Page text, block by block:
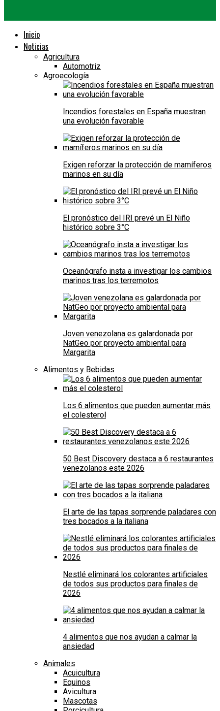
Inicio
Noticias
Agricultura
Automotriz
Agroecología
Incendios forestales en España muestran
una evolución favorable
Exigen reforzar la protección de mamíferos
marinos en su día
El pronóstico del IRI prevé un El Niño
histórico sobre 3°C
Oceanógrafo insta a investigar los cambios
marinos tras los terremotos
Joven venezolana es galardonada por
NatGeo por proyecto ambiental para
Margarita
Alimentos y Bebidas
Los 6 alimentos que pueden aumentar más
el colesterol
50 Best Discovery destaca a 6 restaurantes
venezolanos este 2026
El arte de las tapas sorprende paladares con
tres bocados a la italiana
Nestlé eliminará los colorantes artificiales
de todos sus productos para finales de
2026
4 alimentos que nos ayudan a calmar la
ansiedad
Animales
Acuicultura
Equinos
Avicultura
Mascotas